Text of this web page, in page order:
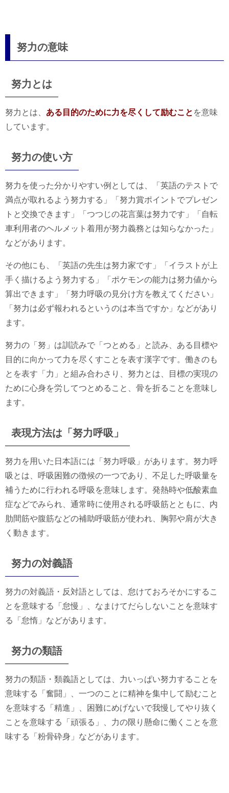
努力の意味
努力とは
努力とは、 ある目的のために力を尽くして励むこと を意味
しています。
努力の使い方
努力を使った分かりやすい例としては、「英語のテストで
満点が取れるよう努力する」「努力賞ポイントでプレゼン
トと交換できます」「つつじの花言葉は努力です」「自転
車利用者のヘルメット着用が努力義務とは知らなかった」
などがあります。
その他にも、「英語の先生は努力家です」「イラストが上
手く描けるよう努力する」「ポケモンの能力は努力値から
算出できます」「努力呼吸の見分け方を教えてください」
「努力は必ず報われるというのは本当ですか」などがあり
ます。
努力の「努」は訓読みで「つとめる」と読み、ある目標や
目的に向かって力を尽くすことを表す漢字です。働きのも
とを表す「力」と組み合わさり、努力とは、目標の実現の
ために心身を労してつとめること、骨を折ることを意味し
ます。
表現方法は「努力呼吸」
努力を用いた日本語には「努力呼吸」があります。努力呼
吸とは、呼吸困難の徴候の一つであり、不足した呼吸量を
補うために行われる呼吸を意味します。発熱時や低酸素血
症などでみられ、通常時に使用される呼吸筋とともに、内
肋間筋や腹筋などの補助呼吸筋が使われ、胸郭や肩が大き
く動きます。
努力の対義語
努力の対義語・反対語としては、怠けておろそかにするこ
とを意味する「怠慢」、なまけてだらしないことを意味す
る「怠惰」などがあります。
努力の類語
努力の類語・類義語としては、力いっぱい努力することを
意味する「奮闘」、一つのことに精神を集中して励むこと
を意味する「精進」、困難にめげないで我慢してやり抜く
ことを意味する「頑張る」、力の限り懸命に働くことを意
味する「粉骨砕身」などがあります。